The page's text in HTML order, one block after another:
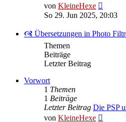
von KleineHexe
Beitrag
So 29. Jun 2025, 20:03
🙧 Übersetzungen in Photo
Themen
Beiträge
Letzter Beitrag
Vorwort
1 Themen
1 Beiträge
Letzter Beitrag Die PSP
von KleineHexe